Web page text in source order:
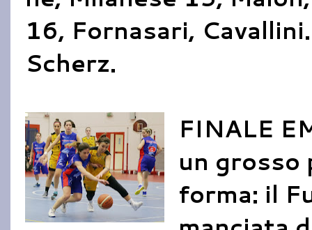
16, Fornasari,
Scherz.
FINALE
un grosso
forma: il